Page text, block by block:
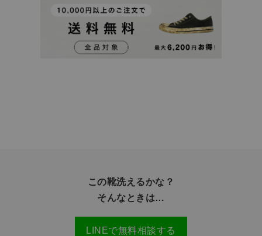
この靴洗えるかな？
そんなときは…
LINEで無料相談する